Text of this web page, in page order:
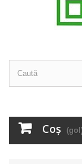
Coş